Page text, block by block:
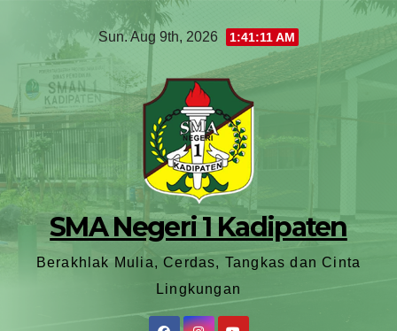
Sun. Aug 9th, 2026 1:41:13 AM
SMA Negeri 1 Kadipaten
Berakhlak Mulia, Cerdas, Tangkas dan Cinta
Lingkungan